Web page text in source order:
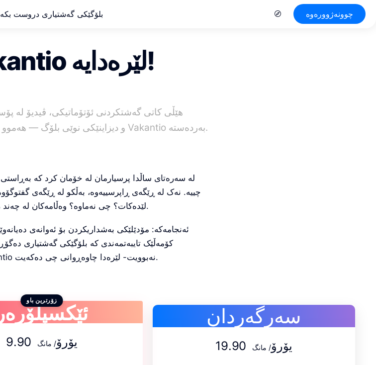
بلۆگێکی گەشتیاری دروست بکە چوونەژوورەوە
هاوین لە Vakantio لێرەدایە!
ڕێگاکانی GPX و دیزاینێکی نوێی بلۆگ — هەموو ئەمانە ئێستا لە Vakantio بەردەستە.
لە سەرەتای ساڵدا پرسیارمان لە خۆمان کرد کە بەڕاستی
چییە. نەک لە ڕێگەی ڕاپرسییەوە، بەڵکو لە ڕێگەی
لێدەکات؟ چی نەماوە؟ وەڵامەکان لە چەند مانگی ڕابردوودا سەرقاڵیان کردووین.
ئەنجامەکە: مۆدێلێکی بەشداریکردن بۆ ئەوانەی
کۆمەڵێک تایبەتمەندی کە بلۆگێکی گەشتیاری
ڕاستەقینە. ئەگەر ماوەیەکە لە Vakantio نەبوویت- لێرەدا چاوەڕوانی چی دەکەیت.
زۆرترین باو
9.90 یۆرۆ/ مانگ
سەرگەردان
19.90 یۆرۆ/ مانگ